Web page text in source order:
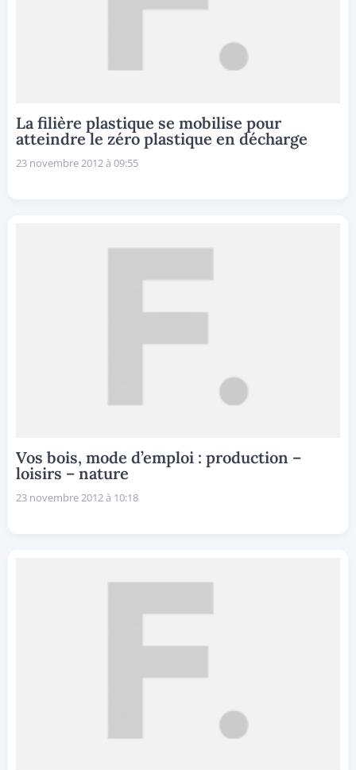
La filière plastique se mobilise pour
atteindre le zéro plastique en décharge
23 novembre 2012 à 09:55
Vos bois, mode d’emploi : production –
loisirs – nature
23 novembre 2012 à 10:18